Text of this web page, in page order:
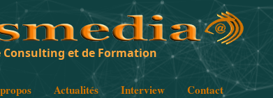
et de Formation
Actualités Interview Contact